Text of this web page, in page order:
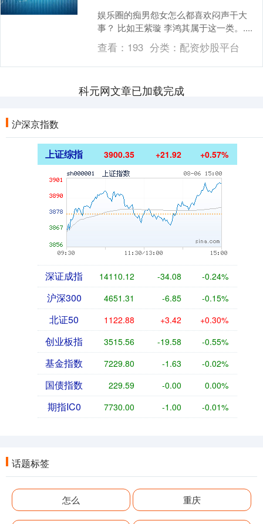
娱乐圈的痴男怨女怎么都喜欢闷声干大
事？ 比如王紫璇 李鸿其属于这一类。....
查看： 193 分类： 配资炒股平台
科元网文章已加载完成
沪深京指数
上证综指 3900.35 +21.92 +0.57%
深证成指 14110.12 -34.08 -0.24%
沪深300 4651.31 -6.85 -0.15%
北证50 1122.88 +3.42 +0.30%
创业板指 3515.56 -19.58 -0.55%
基金指数 7229.80 -1.63 -0.02%
国债指数 229.59 -0.00 0.00%
期指IC0 7730.00 -1.00 -0.01%
话题标签
怎么 重庆